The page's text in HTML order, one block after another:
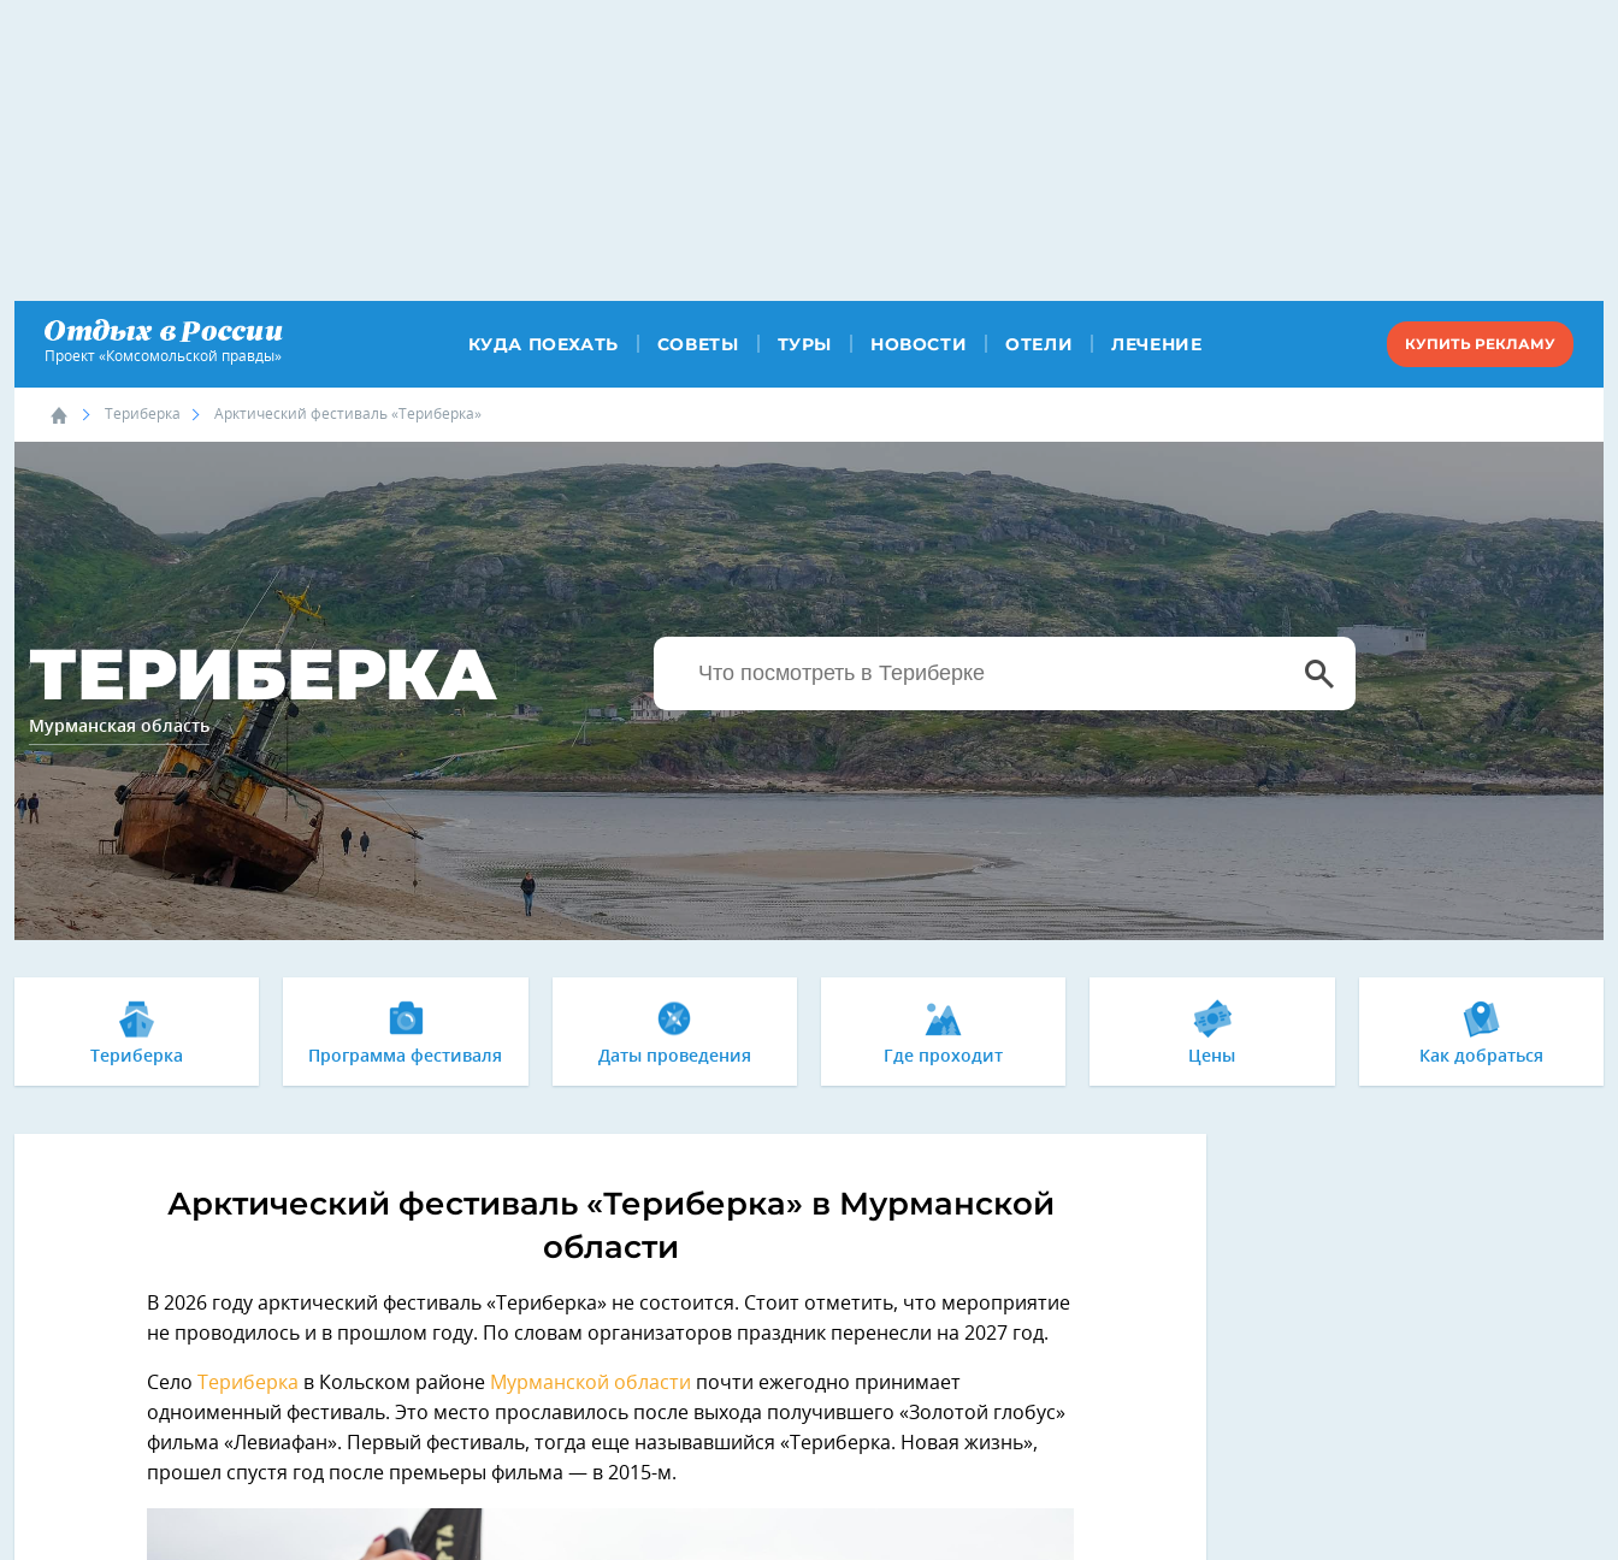
Проект «Комсомольской правды»
КУДА ПОЕХАТЬ СОВЕТЫ ТУРЫ НОВОСТИ ОТЕЛИ ЛЕЧЕНИЕ КУПИТЬ РЕКЛАМУ
Териберка Арктический фестиваль «Териберка»
ТЕРИБЕРКА
Мурманская область
Териберка Программа фестиваля Даты проведения Где проходит Цены Как добраться
Арктический фестиваль «Териберка» в Мурманской
области
В 2026 году арктический фестиваль «Териберка» не состоится. Стоит отметить, что мероприятие
не проводилось и в прошлом году. По словам организаторов праздник перенесли на 2027 год.
Село Териберка в Кольском районе Мурманской области почти ежегодно принимает
одноименный фестиваль. Это место прославилось после выхода получившего «Золотой глобус»
фильма «Левиафан». Первый фестиваль, тогда еще называвшийся «Териберка. Новая жизнь»,
прошел спустя год после премьеры фильма — в 2015-м.